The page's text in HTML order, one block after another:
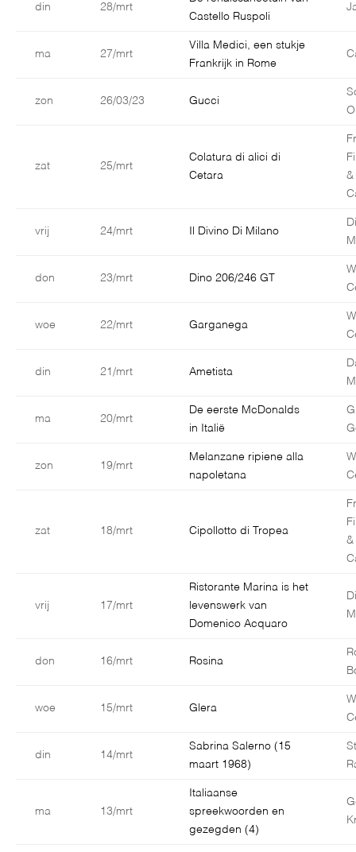
din 28/mrt
Castello Ruspoli
ma 27/mrt
Villa Medici, een stukje
Frankrijk in Rome
zon 26/03/23 Gucci
zat 25/mrt
Colatura di alici di
Cetara
&
vrij 24/mrt Il Divino Di Milano
don 23/mrt Dino 206/246 GT
woe 22/mrt Garganega
din 21/mrt Ametista
ma 20/mrt
De eerste McDonalds
in Italië
zon 19/mrt
Melanzane ripiene alla
napoletana
zat 18/mrt Cipollotto di Tropea
&
vrij 17/mrt
Ristorante Marina is het
levenswerk van
Domenico Acquaro
don 16/mrt Rosina
woe 15/mrt Glera
din 14/mrt
Sabrina Salerno (15
maart 1968)
ma 13/mrt
Italiaanse
spreekwoorden en
gezegden (4)